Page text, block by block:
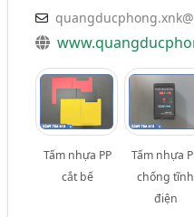
Tấm nhựa PP
cắt bế
Tấm nhựa
chống tĩnh
điện